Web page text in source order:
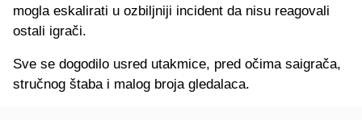
mogla eskalirati u ozbiljniji incident da nisu reagovali
ostali igrači.
Sve se dogodilo usred utakmice, pred očima saigrača,
stručnog štaba i malog broja gledalaca.